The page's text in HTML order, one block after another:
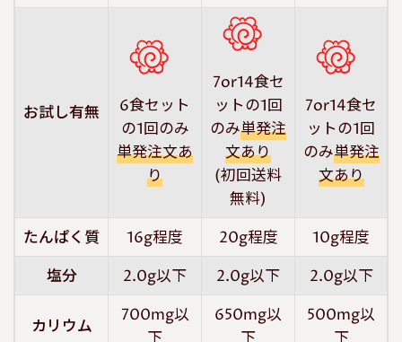
お試し有無
6食セット
の1回のみ
単発注文あ
り
7or14食セ
ットの1回
のみ単発注
文あり
(初回送料
無料)
7or14食セ
ットの1回
のみ単発注
文あり
たんぱく質 16g程度 20g程度
10g程度
塩分
2.0g以下 2.0g以下 2.0g以下
カリウム
700mg以
650mg以
500mg以